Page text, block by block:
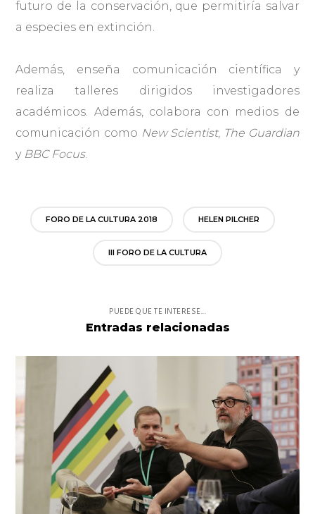
futuro de la conservación, que permitiría salvar
a especies en extinción.
Además, enseña comunicación científica y
realiza talleres dirigidos investigadores
académicos. Además, colabora con medios de
comunicación como New Scientist, The Guardian
y BBC Focus.
FORO DE LA CULTURA 2018 HELEN PILCHER
III FORO DE LA CULTURA
PUEDE QUE TE INTERESE...
Entradas relacionadas